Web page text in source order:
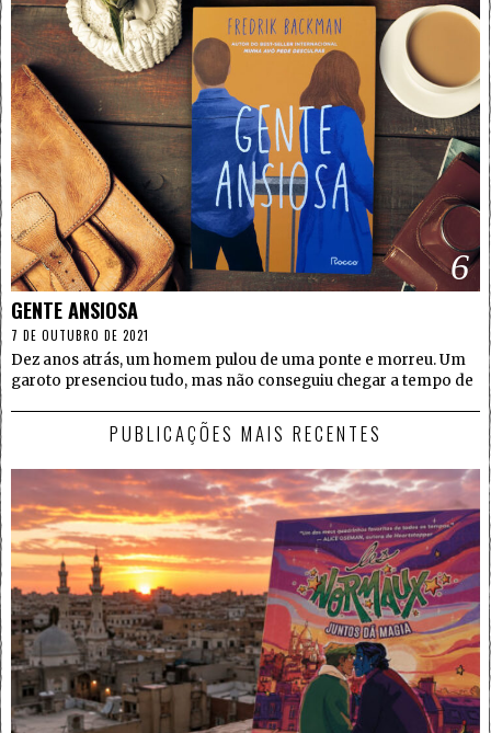
6
GENTE ANSIOSA
7 DE OUTUBRO DE 2021
Dez anos atrás, um homem pulou de uma ponte e morreu. Um
garoto presenciou tudo, mas não conseguiu chegar a tempo de
PUBLICAÇÕES MAIS RECENTES